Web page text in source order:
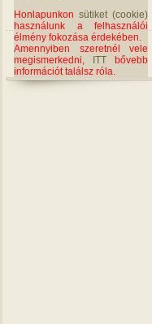
Honlapunkon sütiket (cookie)
használunk a felhasználói
élmény fokozása érdekében.
Amennyiben szeretnél vele
megismerkedni,
ITT bővebb
információt találsz róla.